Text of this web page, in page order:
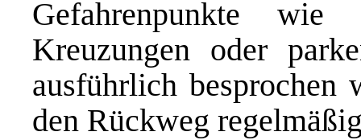
Gefahrenpunkte wie
Kreuzungen oder
ausführlich besprochen
den Rückweg